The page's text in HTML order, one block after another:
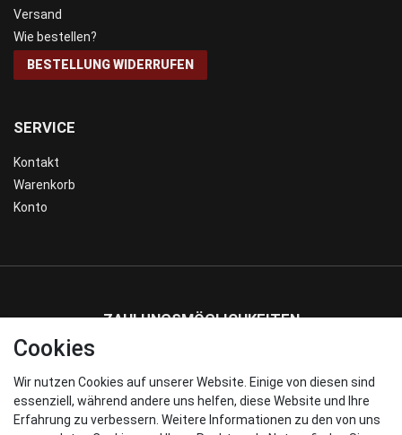
SERVICE
Kontakt
Warenkorb
Konto
Versand
Wie bestellen?
BESTELLUNG WIDERRUFEN
ZAHLUNGSMÖGLICHKEITEN
WIR VERSENDEN MIT
Cookies
Wir nutzen Cookies auf unserer Website. Einige von diesen sind
essenziell, während andere uns helfen, diese Website und Ihre
Erfahrung zu verbessern. Weitere Informationen zu den von uns